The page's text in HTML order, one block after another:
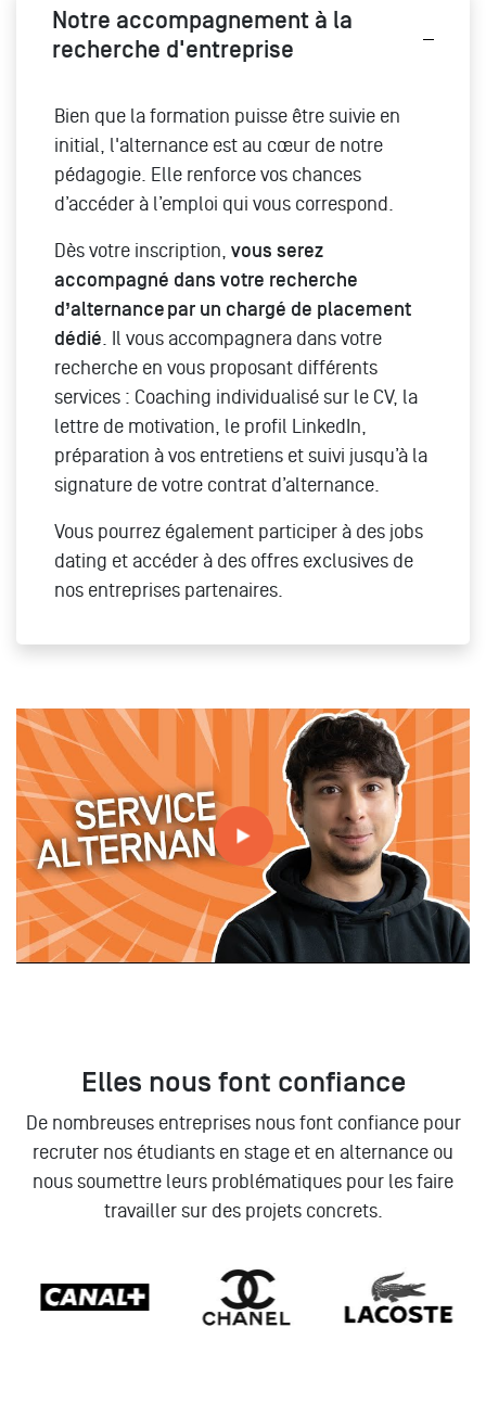
Notre accompagnement à la
recherche d'entreprise
Bien que la formation puisse être suivie en
initial, l'alternance est au cœur de notre
pédagogie. Elle renforce vos chances
d’accéder à l’emploi qui vous correspond.
Dès votre inscription, vous serez
accompagné dans votre recherche
d’alternance par un chargé de placement
dédié . Il vous accompagnera dans votre
recherche en vous proposant différents
services : Coaching individualisé sur le CV, la
lettre de motivation, le profil LinkedIn,
préparation à vos entretiens et suivi jusqu’à la
signature de votre contrat d’alternance.
Vous pourrez également participer à des jobs
dating et accéder à des offres exclusives de
nos entreprises partenaires.
Tout savoir sur le service alternance à MBA ESG avec
Pierre
Elles nous font confiance
De nombreuses entreprises nous font confiance pour
recruter nos étudiants en stage et en alternance ou
nous soumettre leurs problématiques pour les faire
travailler sur des projets concrets.